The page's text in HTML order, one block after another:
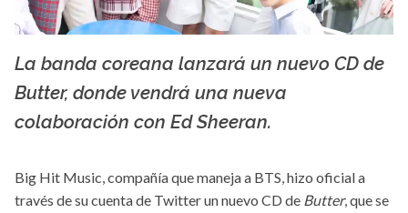
La banda coreana lanzará un nuevo CD de
Butter, donde vendrá una nueva
colaboración con Ed Sheeran.
Big Hit Music, compañía que maneja a BTS, hizo oficial a
través de su cuenta de Twitter un nuevo CD de Butter, que se